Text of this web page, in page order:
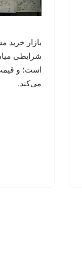
بازار خرید
شرایطی
است؛ و
می‌کند.